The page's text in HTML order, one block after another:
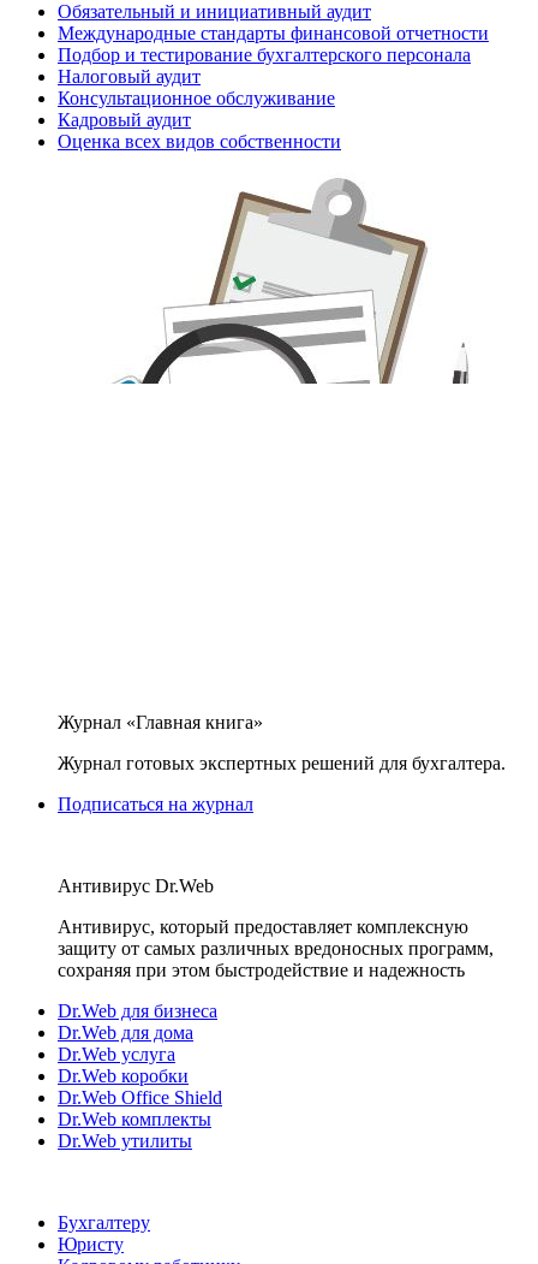
Обязательный и инициативный аудит
Международные стандарты финансовой отчетности
Подбор и тестирование бухгалтерского персонала
Налоговый аудит
Консультационное обслуживание
Кадровый аудит
Оценка всех видов собственности
Журнал «Главная книга»
Журнал готовых экспертных решений для бухгалтера.
Подписаться на журнал
Антивирус Dr.Web
Антивирус, который предоставляет комплексную
защиту от самых различных вредоносных программ,
сохраняя при этом быстродействие и надежность
Dr.Web для бизнеса
Dr.Web для дома
Dr.Web услуга
Dr.Web коробки
Dr.Web Office Shield
Dr.Web комплекты
Dr.Web утилиты
Бухгалтеру
Юристу